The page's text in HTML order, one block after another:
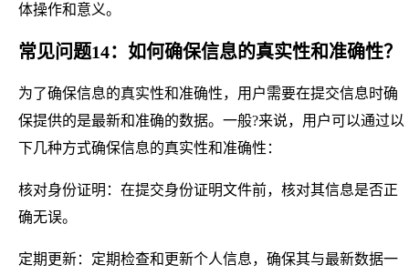
体操作和意义。
常见问题14：如何确保信息的真实性和准确性？
为了确保信息的真实性和准确性，用户需要在提交信息时确
保提供的是最新和准确的数据。一般?来说，用户可以通过以
下几种方式确保信息的真实性和准确性：
核对身份证明：在提交身份证明文件前，核对其信息是否正
确无误。
定期更新：定期检查和更新个人信息，确保其与最新数据一